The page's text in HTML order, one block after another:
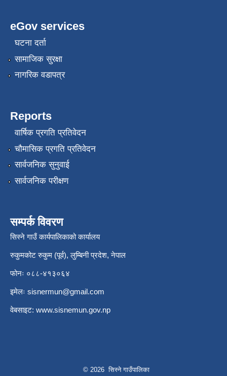
eGov services
घटना दर्ता
सामाजिक सुरक्षा
नागरिक वडापत्र
Reports
वार्षिक प्रगति प्रतिवेदन
चौमासिक प्रगति प्रतिवेदन
सार्वजनिक सुनुवाई
सार्वजनिक परीक्षण
सम्पर्क विवरण
सिस्ने गाउँ कार्यपालिकाको कार्यालय
रुकुमकोट रुकुम (पूर्व), लुम्बिनी प्रदेश, नेपाल
फोनः ०८८-४१३०६४
इमेलः sisnermun@gmail.com
वेबसाइट: www.sisnemun.gov.np
© 2026 सिस्ने गाउँपालिका